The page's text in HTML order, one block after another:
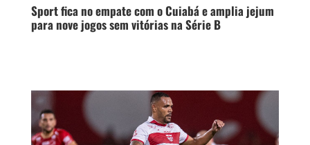
Sport fica no empate com o Cuiabá e amplia jejum
para nove jogos sem vitórias na Série B